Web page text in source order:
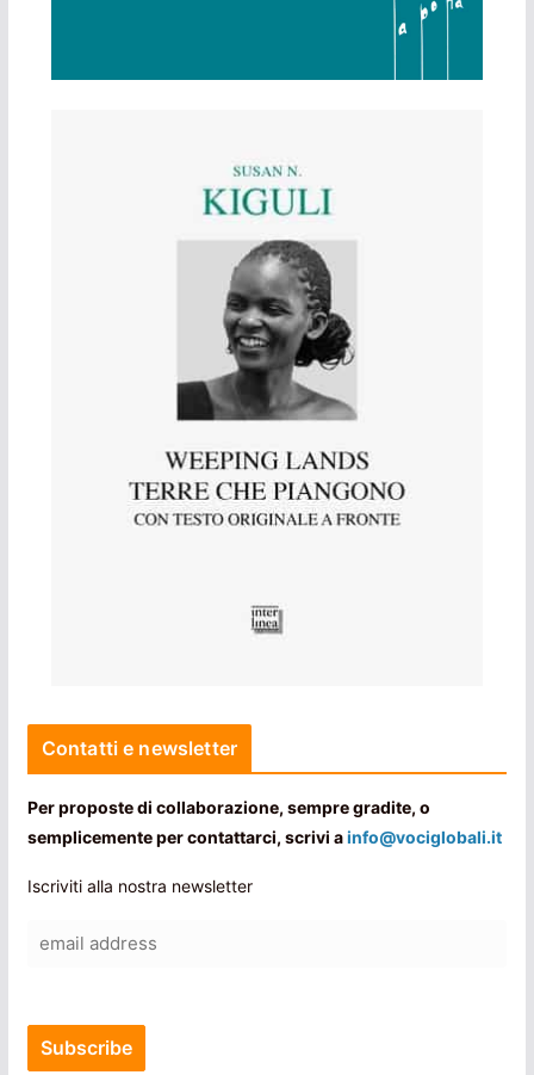
Contatti e newsletter
Per proposte di collaborazione, sempre gradite, o
semplicemente per contattarci, scrivi ainfo@vociglobali.it
Iscriviti alla nostra newsletter